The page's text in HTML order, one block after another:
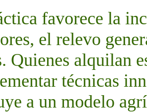
favorece la
el relevo
Quienes alquilan
técnicas
a un modelo